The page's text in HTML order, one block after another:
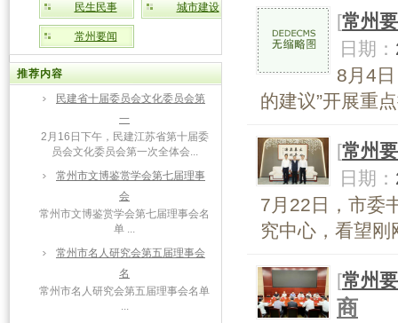
民生民事 城市建设
常州要闻
推荐内容
民建省十届委员会文化委员会第
一
2月16日下午，民建江苏省第十届委
员会文化委员会第一次全体会...
常州市文博鉴赏学会第七届理事
会
常州市文博鉴赏学会第七届理事会名
单 ...
常州市名人研究会第五届理事会
名
常州市名人研究会第五届理事会名单
...
[常州
日期：
8月4
的建议”开展重
[常州
日期：
7月22日，市委
究中心，看望
[常州
商